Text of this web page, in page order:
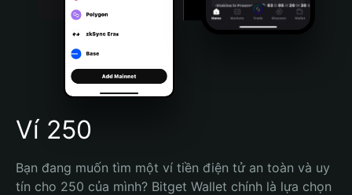
Português (Brasil)
Español (Argentina)
Ví 250
Bạn đang muốn tìm một ví tiền điện tử an toàn và uy
tín cho 250 của mình? Bitget Wallet chính là lựa chọn